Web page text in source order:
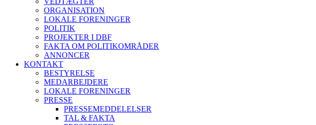
ORGANISATION
LOKALE FORENINGER
POLITIK
PROJEKTER I DBF
FAKTA OM POLITIKOMRÅDER
ANNONCER
KONTAKT
BESTYRELSE
MEDARBEJDERE
LOKALE FORENINGER
PRESSE
PRESSEMEDDELELSER
TAL & FAKTA